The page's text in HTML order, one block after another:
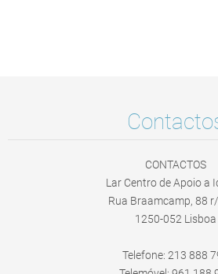
CONTACTOS
Lar Centro de Apoio a
Rua Braamcamp, 88
1250-052 Lisboa
Telefone: 213 888